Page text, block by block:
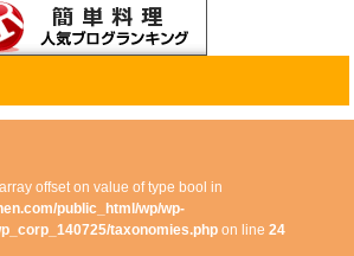
offset on value of type bool in
public_html/wp/wp-
taxonomies.php on line24